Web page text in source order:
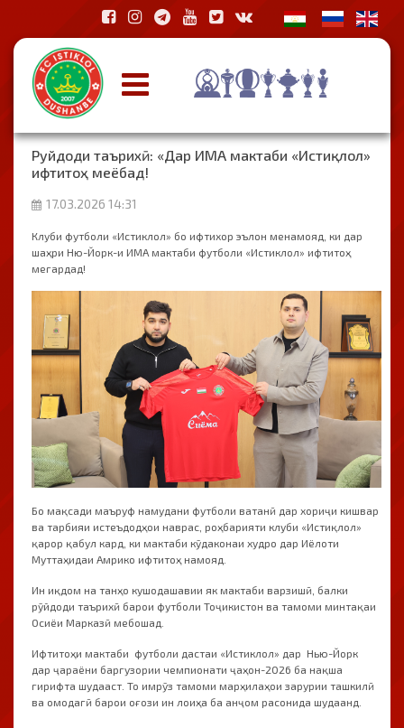
Руйдоди таърихӣ: «Дар ИМА мактаби «Истиқлол»
ифтитоҳ меёбад!
17.03.2026 14:31
Клуби футболи «Истиклол» бо ифтихор эълон менамояд, ки дар
шаҳри Ню-Йорк-и ИМА мактаби футболи «Истиклол» ифтитоҳ
мегардад!
Бо мақсади маъруф намудани футболи ватанӣ дар хориҷи кишвар
ва тарбияи истеъдодҳои наврас, роҳбарияти клуби «Истиқлол»
қарор қабул кард, ки мактаби кӯдаконаи худро дар Иёлоти
Муттаҳидаи Амрико ифтитоҳ намояд.
Ин иқдом на танҳо кушодашавии як мактаби варзишӣ, балки
рӯйдоди таърихӣ барои футболи Тоҷикистон ва тамоми минтақаи
Осиёи Марказӣ мебошад.
Ифтитоҳи мактаби футболи дастаи «Истиклол» дар Нью-Йорк
дар ҷараёни баргузории чемпионати ҷаҳон-2026 ба нақша
гирифта шудааст. То имрӯз тамоми марҳилаҳои зарурии ташкилӣ
ва омодагӣ барои оғози ин лоиҳа ба анҷом расонида шудаанд.